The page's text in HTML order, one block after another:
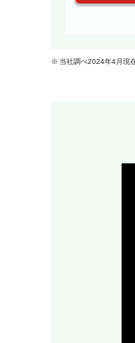
当社調べ2024年4月現